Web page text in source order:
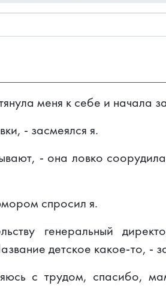
меня к себе и начала
- засмеялся я.
- она ловко
спросил я.
генеральный
детское какое-то, -
с трудом, спасибо,